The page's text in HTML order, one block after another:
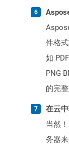
件格
如
PNG
的完整
在云
当然
务器